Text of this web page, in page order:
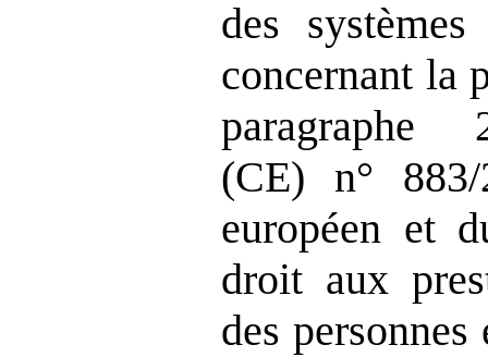
des
concernant la
(CE) n° 883/
européen et
droit aux
des